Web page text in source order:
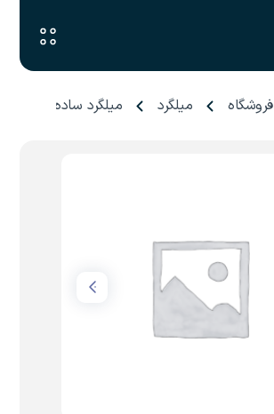
فروشگاه میلگرد میلگرد ساده ۱۰ آذر گستر سدید